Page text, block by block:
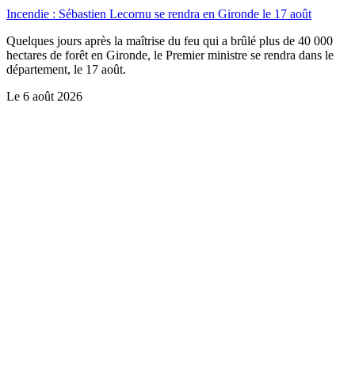
Incendie : Sébastien Lecornu se rendra en Gironde le 17 août
Quelques jours après la maîtrise du feu qui a brûlé plus de 40 000
hectares de forêt en Gironde, le Premier ministre se rendra dans le
département, le 17 août.
Le 6 août 2026